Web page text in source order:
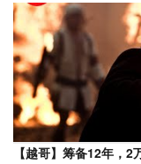
【越哥】筹备12年，2